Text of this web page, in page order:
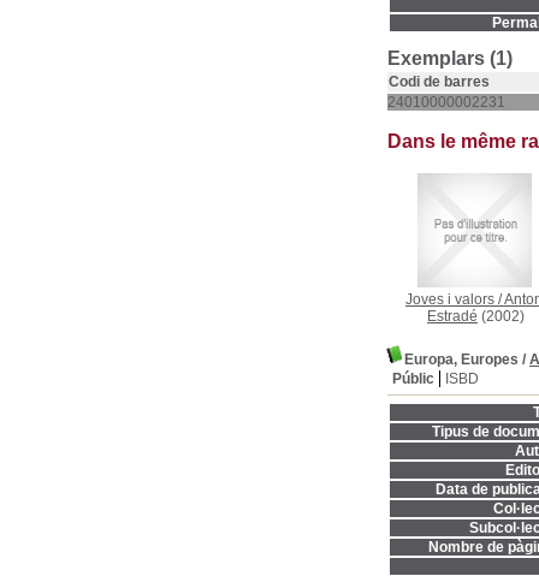
Exemplars (1)
Codi de barres
24010000002231
Dans le même
Joves i valors /
Estradé (2002)
Europa, Europes /
Públic
ISBD
Tipus de
Data de
Nombre de